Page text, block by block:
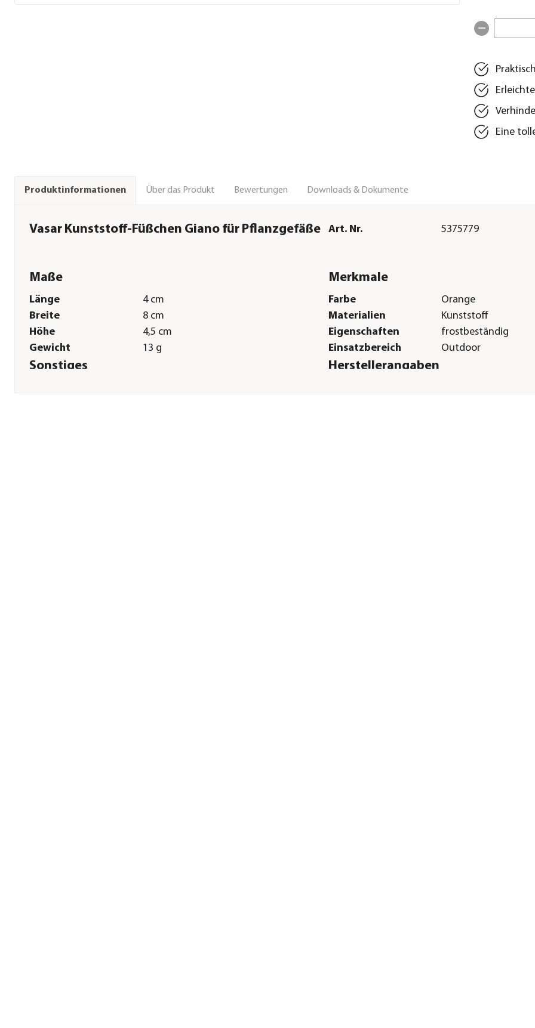
Eine
Produktinformationen Über das Produkt Bewertungen Downloads & Dokumente
Vasar Kunststoff-Füßchen Giano für Pflanzgefäße Art. Nr. 5375779
Maße
Länge
4 cm
Breite
8 cm
Höhe
4,5 cm
Gewicht
13 g
Merkmale
Farbe
Orange
Materialien
Kunststoff
Eigenschaften
frostbeständig
Einsatzbereich
Outdoor
Sonstiges Herstellerangaben